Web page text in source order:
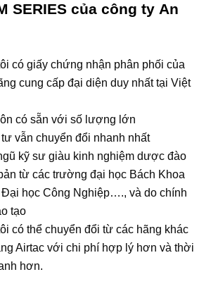
SERIES của công ty An
có giấy chứng nhận phân phối của
cung cấp đại diện duy nhất tại Việt
có sẵn với số lượng lớn
vẫn chuyển đổi nhanh nhất
kỹ sư giàu kinh nghiệm dược đào
từ các trường đại học Bách Khoa
Đại học Công Nghiệp…., và do chính
tạo
có thể chuyển đổi từ các hãng khác
Airtac với chi phí hợp lý hơn và thời
hơn.